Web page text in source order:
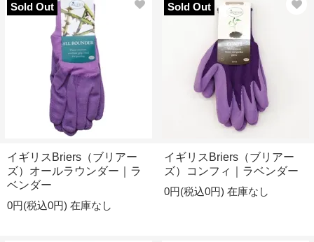
Sold Out
イギリスBriers（ブリアー
ズ）オールラウンダー｜ラ
ベンダー
0円(税込0円) 在庫なし
Sold Out
イギリスBriers（ブリアー
ズ）コンフィ｜ラベンダー
0円(税込0円) 在庫なし